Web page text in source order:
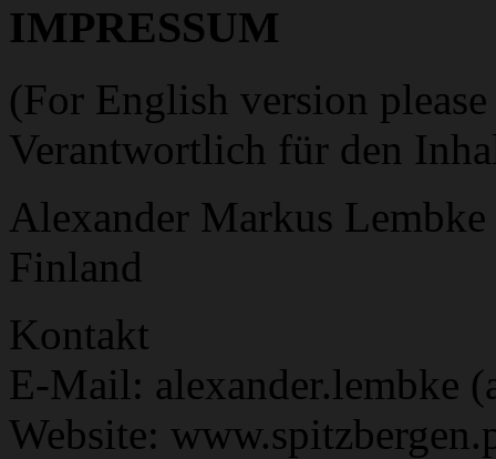
IMPRESSUM
(For English version
Verantwortlich für den
Alexander Markus Lembke
Finland
Kontakt
E-Mail: alexander.lembke
Website: